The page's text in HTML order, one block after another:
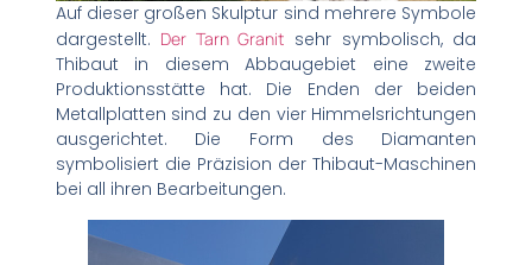
Auf dieser großen Skulptur sind mehrere Symbole
dargestellt. Der Tarn Granit sehr symbolisch, da
Thibaut in diesem Abbaugebiet eine zweite
Produktionsstätte hat. Die Enden der beiden
Metallplatten sind zu den vier Himmelsrichtungen
ausgerichtet. Die Form des Diamanten
symbolisiert die Präzision der Thibaut-Maschinen
bei all ihren Bearbeitungen.